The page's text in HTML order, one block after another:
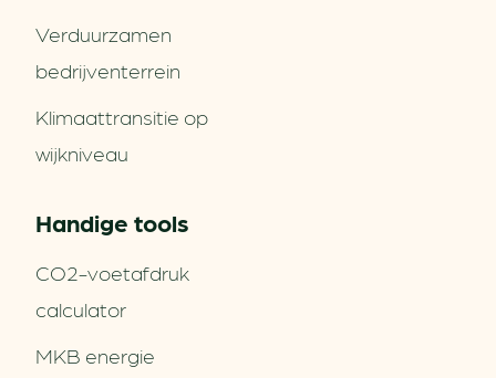
Verduurzamen
bedrijventerrein
Klimaattransitie op
wijkniveau
Handige tools
CO2-voetafdruk
calculator
MKB energie